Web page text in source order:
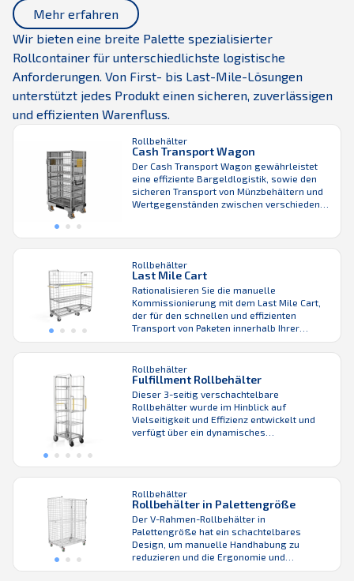
sowohl die Transporteffizienz ...
Mehr erfahren
Wir bieten eine breite Palette spezialisierter
Rollcontainer für unterschiedlichste logistische
Anforderungen. Von First- bis Last-Mile-Lösungen
unterstützt jedes Produkt einen sicheren, zuverlässigen
und effizienten Warenfluss.
Rollbehälter
Cash Transport Wagon
Der Cash Transport Wagon gewährleistet
eine effiziente Bargeldlogistik, sowie den
sicheren Transport von Münzbehältern und
Wertgegenständen zwischen verschiedenen
Transport Rollcontainer zu einer idealen
hilft, den Be- und Entladeprozess von
Fahrzeugen zu verbessern.
Rollbehälter
Last Mile Cart
Rationalisieren Sie die manuelle
Kommissionierung mit dem Last Mile Cart,
der für den schnellen und effizienten
Transport von Paketen innerhalb Ihrer
Anlage entwickelt wurde. Ideal für den
Transport von Sendungen von
Förderbändern und Sortieranlagen zum
Bereitstellungsbereich – dieser Wagen
steigert die Prozesseffizienz und stellt
gleichzeitig den Komfort und die Sicherheit
der Bediener in den Vordergrund. ...
Rollbehälter
Fulfillment Rollbehälter
Dieser 3-seitig verschachtelbare
Rollbehälter wurde im Hinblick auf
Vielseitigkeit und Effizienz entwickelt und
verfügt über ein dynamisches
Fußbremsen überflüssig macht. Sein
Design spart wertvollen Platz und macht ihn
zu einer idealen Lösung für kleinere Lager
und enge Lagerbereiche. Der Fulfillment
Rollbehälter ist für verschiedene
Behälter-/Kistengrößen ...
Rollbehälter
Rollbehälter in Palettengröße
Der V-Rahmen-Rollbehälter in
Palettengröße hat ein schachtelbares
Design, um manuelle Handhabung zu
reduzieren und die Ergonomie und
Raumeffizienz beim Handling von Paketen